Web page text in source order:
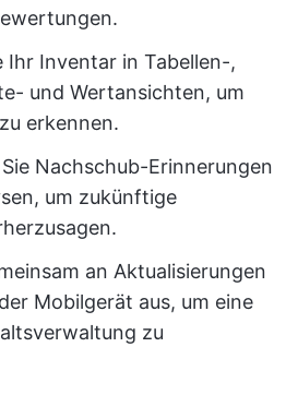
Ihr Inventar in Tabellen-,
und Wertansichten, um
erkennen.
Nachschub-Erinnerungen
um zukünftige
an Aktualisierungen
Mobilgerät aus, um eine
zu